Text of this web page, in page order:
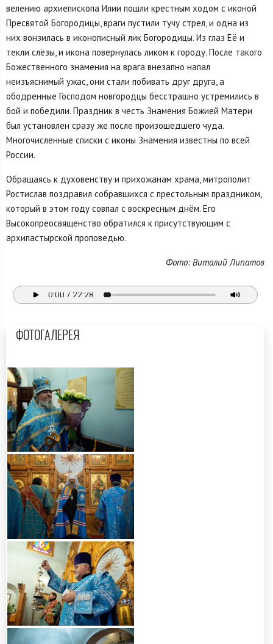
велению архиепископа Илии пошли крестным ходом с иконой
Пресвятой Богородицы, враги пустили тучу стрел, и одна из
них вонзилась в иконописный лик Богородицы. Из глаз Её и
текли слёзы, и икона повернулась ликом к городу. После такого
Божественного знамения на врага внезапно напал
неизъяснимый ужас, они стали побивать друг друга, а
ободренные Господом новгородцы бесстрашно устремились в
бой и победили. Праздник в честь Знамения Божией Матери
был установлен сразу же после произошедшего чуда.
Многочисленные списки с иконы Знамения известны по всей
России.
Обращаясь к духовенству и прихожанам храма, митрополит
Ростислав поздравил собравшихся с престольным праздником,
который в этом году совпал с воскресным днём. Его
Высокопреосвященство обратился к присутствующим с
архипастырской проповедью.
Фото: Виталий Липатов
ФОТОГАЛЕРЕЯ